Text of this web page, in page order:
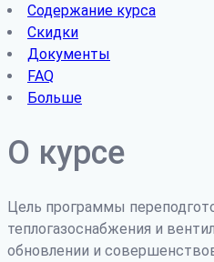
Содержание курса
Скидки
Документы
FAQ
Больше
О курсе
Цель программы
теплогазоснабжения и
обновлении и